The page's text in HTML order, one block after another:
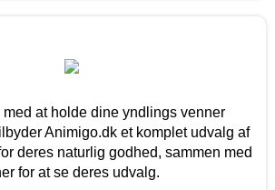
at holde dine yndlings venner
Animigo.dk et komplet udvalg af
deres naturlig godhed, sammen med
for at se deres udvalg.